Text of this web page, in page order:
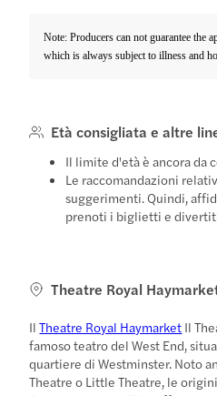
Note: Producers can not guarantee the
which is always subject to illness and
Età consigliata e altre
Il limite d'età è ancora da
Le raccomandazioni
suggerimenti. Quindi,
prenoti i biglietti e
Theatre Royal
IlTheatre Royal Haymarket Il
famoso teatro del West End,
quartiere di Westminster. Noto
Theatre o Little Theatre, le